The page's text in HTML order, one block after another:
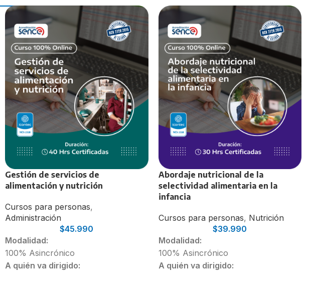
Gestión de servicios de
alimentación y nutrición
Cursos para personas,
Administración
$45.990
Modalidad:
100% Asincrónico
A quién va dirigido:
Abordaje nutricional de la
selectividad alimentaria en la
infancia
Cursos para personas, Nutrición
$39.990
Modalidad:
100% Asincrónico
A quién va dirigido: